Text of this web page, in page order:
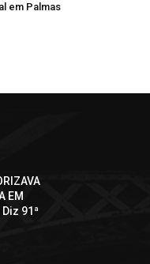
em Palmas
EM
Diz 91ª